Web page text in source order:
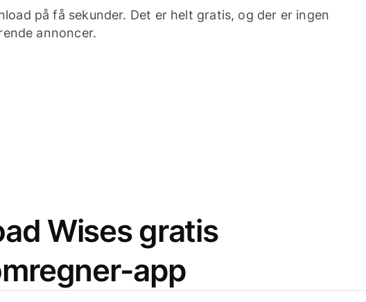
på få sekunder. Det er helt gratis, og der er ingen
annoncer.
Wises gratis
app